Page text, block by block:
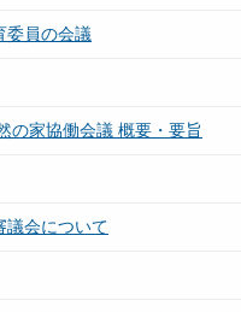
委員の会議
の家協働会議 概要・要旨
議会について